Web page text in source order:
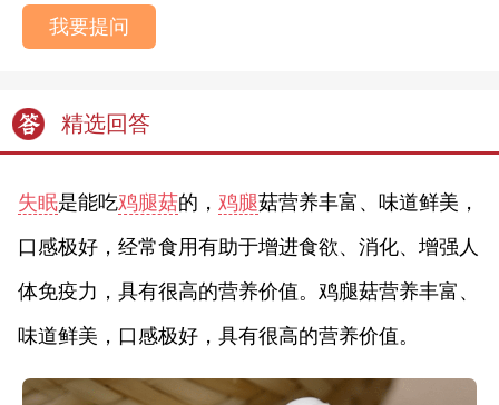
我要提问
精选回答
失眠是能吃鸡腿菇的， 鸡腿菇营养丰富、味道鲜美，
口感极好，经常食用有助于增进食欲、消化、增强人
体免疫力，具有很高的营养价值。鸡腿菇营养丰富、
味道鲜美，口感极好，具有很高的营养价值。